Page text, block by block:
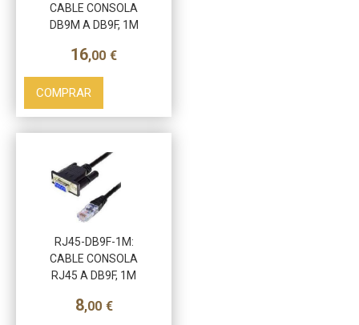
CABLE CONSOLA
DB9M A DB9F, 1M
16,00 €
COMPRAR
RJ45-DB9F-1M:
CABLE CONSOLA
RJ45 A DB9F, 1M
8,00 €